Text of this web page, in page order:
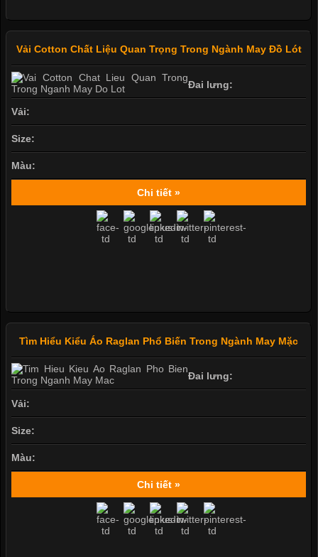
Vải Cotton Chất Liệu Quan Trọng Trong Ngành May Đồ Lót
Đai lưng:
Vải:
Size:
Màu:
Chi tiết »
Tìm Hiểu Kiểu Áo Raglan Phổ Biến Trong Ngành May Mặc
Đai lưng:
Vải:
Size:
Màu:
Chi tiết »